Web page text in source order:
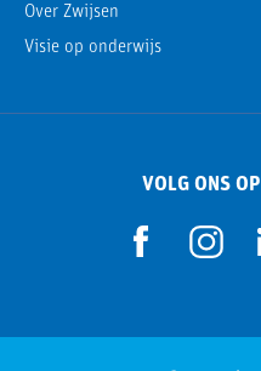
Over Zwijsen
Visie op onderwijs
VOLG ONS